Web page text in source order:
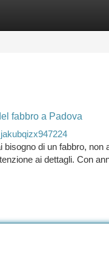
fabbro a Padova
jakubqizx947224
bisogno di un fabbro,
ai dettagli. Con